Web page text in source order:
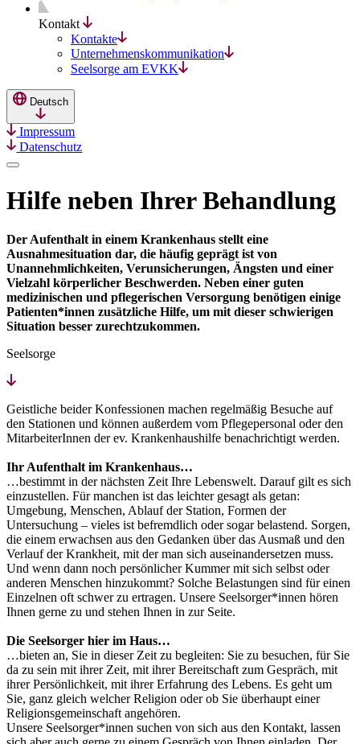
Kontakt
Kontakte
Unternehmenskommunikation
Seelsorge am EVKK
Deutsch
Impressum
Datenschutz
Hilfe neben Ihrer Behandlung
Der Aufenthalt in einem Krankenhaus stellt eine
Ausnahmesituation dar, die häufig geprägt ist von
Unannehmlichkeiten, Verunsicherungen, Ängsten und einer
Vielzahl körperlicher Beschwerden. Neben einer guten
medizinischen und pflegerischen Versorgung benötigen einige
Patienten*innen zusätzliche Hilfe, um mit dieser schwierigen
Situation besser zurechtzukommen.
Seelsorge
Geistliche beider Konfessionen machen regelmäßig Besuche auf
den Stationen und können außerdem vom Pflegepersonal oder den
MitarbeiterInnen der ev. Krankenhaushilfe benachrichtigt werden.
Ihr Aufenthalt im Krankenhaus…
…bestimmt in der nächsten Zeit Ihre Lebenswelt. Darauf gilt es sich
einzustellen. Für manchen ist das leichter gesagt als getan:
Umgebung, Menschen, Ablauf der Station, Formen der
Untersuchung – vieles ist befremdlich oder sogar belastend. Sorgen,
die einem erwachsen aus den Gedanken über das Ausmaß und den
Verlauf der Krankheit, mit der man sich auseinandersetzen muss.
Und wenn dann noch persönlicher Kummer mit sich selbst oder
anderen Menschen hinzukommt? Solche Belastungen sind für einen
Einzelnen oft schwer zu ertragen. Unsere Seelsorger*innen hören
Ihnen gerne zu und stehen Ihnen in zur Seite.
Die Seelsorger hier im Haus…
…bieten an, Sie in dieser Zeit zu begleiten: Sie zu besuchen, für Sie
da zu sein mit ihrer Zeit, mit ihrer Bereitschaft zum Gespräch, mit
ihrer Persönlichkeit, mit ihrer Erfahrung des Lebens. Es geht um
Sie, ganz gleich welcher Religion oder ob Sie überhaupt einer
Religionsgemeinschaft angehören.
Unsere Seelsorger*innen suchen von sich aus den Kontakt, lassen